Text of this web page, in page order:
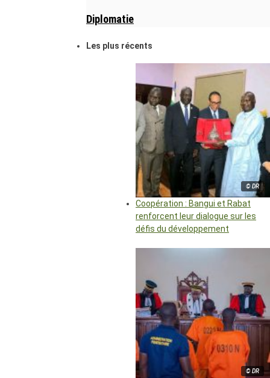
Diplomatie
Les plus récents
© DR
Coopération : Bangui et Rabat
renforcent leur dialogue sur les
défis du développement
© DR